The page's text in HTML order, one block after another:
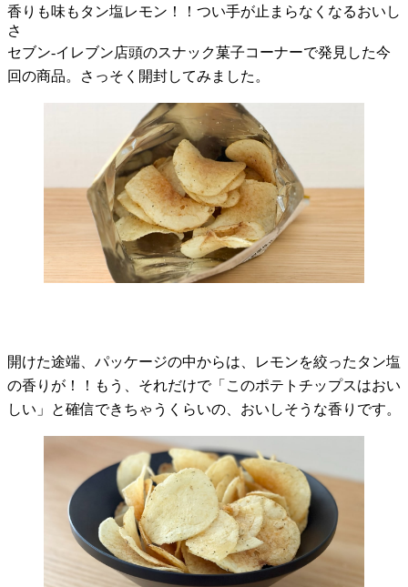
香りも味もタン塩レモン！！つい手が止まらなくなるおいし
さ
セブン-イレブン店頭のスナック菓子コーナーで発見した今
回の商品。さっそく開封してみました。
開けた途端、パッケージの中からは、レモンを絞ったタン塩
の香りが！！もう、それだけで「このポテトチップスはおい
しい」と確信できちゃうくらいの、おいしそうな香りです。